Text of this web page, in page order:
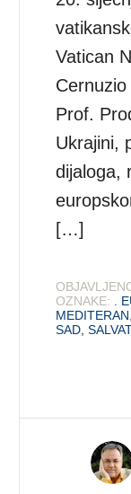
Vatican
Prof.
Ukrajini,
dijaloga,
[…]
OZNAKE:
.
MEDITERAN
SAD ,